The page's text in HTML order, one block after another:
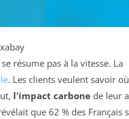
résume pas à la vitesse. La
. Les clients veulent savoir
l'impact carbone de leur
que 62 % des Français